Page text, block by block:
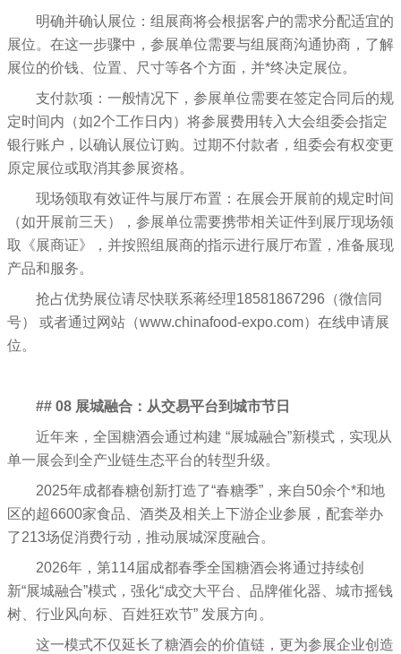
明确并确认展位：组展商将会根据客户的需求分配适宜的
展位。在这一步骤中，参展单位需要与组展商沟通协商，了解
展位的价钱、位置、尺寸等各个方面，并*终决定展位。
支付款项：一般情况下，参展单位需要在签定合同后的规
定时间内（如2个工作日内）将参展费用转入大会组委会指定
银行账户，以确认展位订购。过期不付款者，组委会有权变更
原定展位或取消其参展资格。
现场领取有效证件与展厅布置：在展会开展前的规定时间
（如开展前三天），参展单位需要携带相关证件到展厅现场领
取《展商证》，并按照组展商的指示进行展厅布置，准备展现
产品和服务。
抢占优势展位请尽快联系蒋经理18581867296（微信同
号） 或者通过网站（www.chinafood-expo.com）在线申请展
位。
## 08 展城融合：从交易平台到城市节日
近年来，全国糖酒会通过构建 “展城融合”新模式，实现从
单一展会到全产业链生态平台的转型升级。
2025年成都春糖创新打造了“春糖季”，来自50余个*和地
区的超6600家食品、酒类及相关上下游企业参展，配套举办
了213场促消费行动，推动展城深度融合。
2026年，第114届成都春季全国糖酒会将通过持续创
新“展城融合”模式，强化“成交大平台、品牌催化器、城市摇钱
树、行业风向标、百姓狂欢节” 发展方向。
这一模式不仅延长了糖酒会的价值链，更为参展企业创造